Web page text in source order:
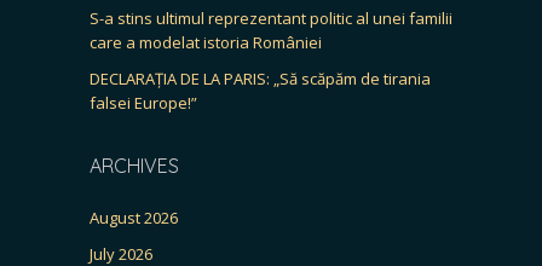
S-a stins ultimul reprezentant politic al unei familii
care a modelat istoria României
DECLARAȚIA DE LA PARIS: „Să scăpăm de tirania
falsei Europe!”
ARCHIVES
August 2026
July 2026